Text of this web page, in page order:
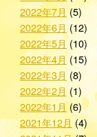
2022年7月 (5)
2022年6月 (12)
2022年5月(10)
2022年4月(15)
2022年3月 (8)
2022年2月 (1)
2022年1月(6)
2021年12月(4)